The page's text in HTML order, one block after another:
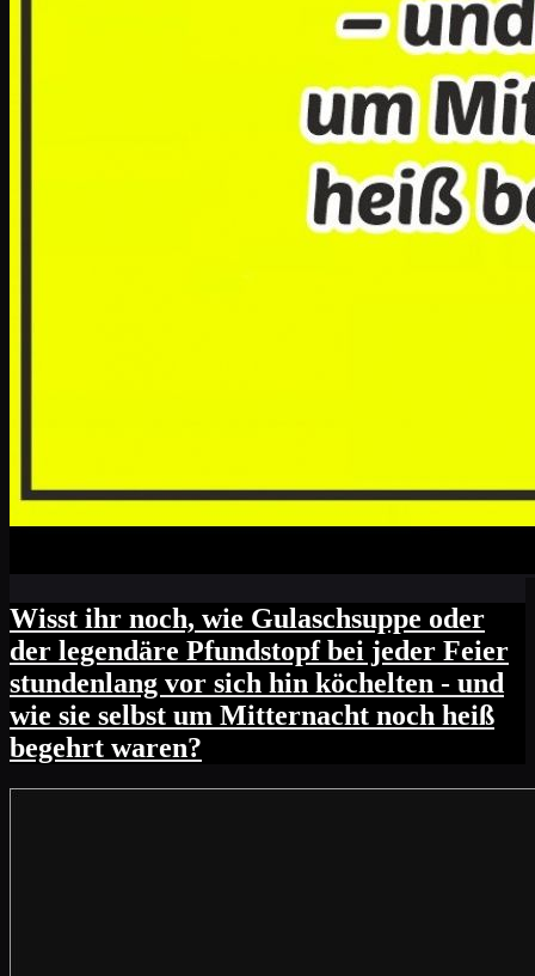
Wisst ihr noch, wie Gulaschsuppe oder
der legendäre Pfundstopf bei jeder Feier
stundenlang vor sich hin köchelten - und
wie sie selbst um Mitternacht noch heiß
begehrt waren?